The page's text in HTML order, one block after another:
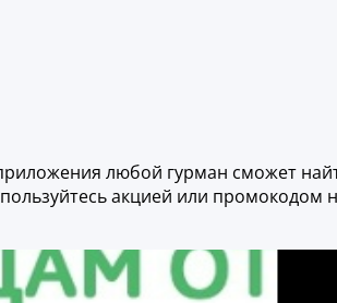
любой гурман сможет
акцией или промокодом